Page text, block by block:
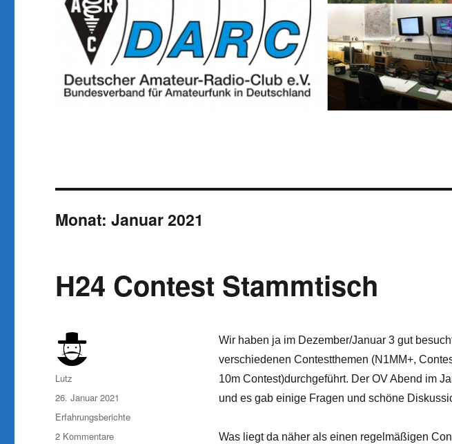
Monat:Januar 2021
H24 Contest Stammtisch
Wir haben ja im Dezember/Januar 3 gut
verschiedenen Contestthemen (N1MM+,
10m Contest)durchgeführt. Der OV Abend im
und es gab einige Fragen und schöne
Was liegt da näher als einen regelmäßigen
Autor
Lutz
Veröffentlicht
am
26. Januar 2021
Kategorien
Erfahrungsberichte
2 Kommentarezu